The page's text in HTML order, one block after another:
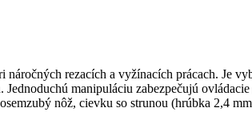
rezacích a vyžínacích prácach. Je
manipuláciu zabezpečujú
nôž, cievku so strunou (hrúbka 2,4